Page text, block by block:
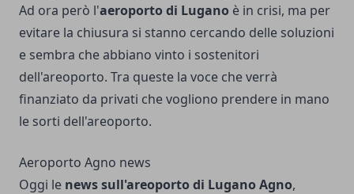
Ad ora però l'aeroporto di Lugano è in crisi, ma per
evitare la chiusura si stanno cercando delle soluzioni
e sembra che abbiano vinto i sostenitori
dell'areoporto. Tra queste la voce che verrà
finanziato da privati che vogliono prendere in mano
le sorti dell'areoporto.
Aeroporto Agno news
Oggi le news sull'areoporto di Lugano Agno,